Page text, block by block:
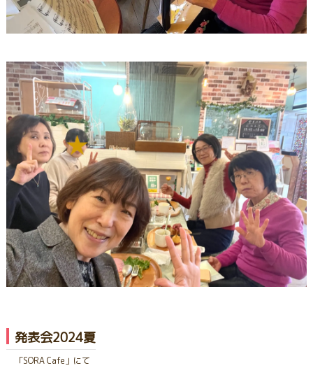
発表会2024夏
「SORA Cafe」にて